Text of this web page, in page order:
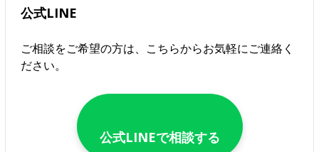
公式LINE
ご相談をご希望の方は、こちらからお気軽にご連絡く
ださい。
公式LINEで相談する